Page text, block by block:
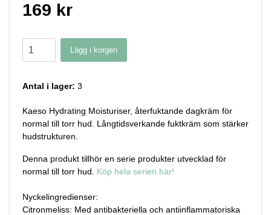
169 kr
Lägg i korgen
Antal i lager: 3
Kaeso Hydrating Moisturiser, återfuktande dagkräm för
normal till torr hud. Långtidsverkande fuktkräm som stärker
hudstrukturen.
Denna produkt tillhör en serie produkter utvecklad för
normal till torr hud. Köp hela serien här!
Nyckelingredienser:
Citronmeliss: Med antibakteriella och antiinflammatoriska